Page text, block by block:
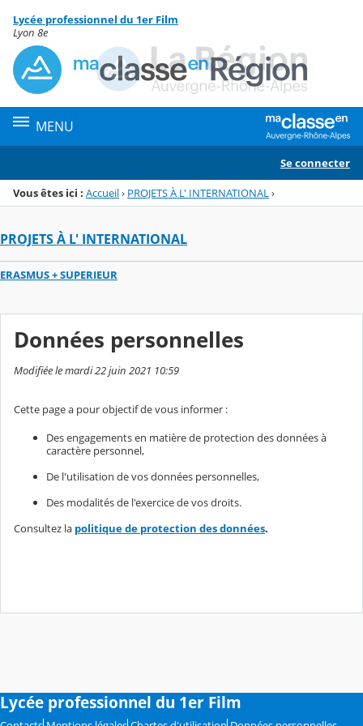
Menu de la rubrique
Contenu
Lycée professionnel du 1er Film
Lyon 8e
MENU
Se connecter
Vous êtes ici : Accueil› PROJETS À L' INTERNATIONAL ›
PROJETS À L' INTERNATIONAL
ERASMUS + SUPERIEUR
Données personnelles
Modifiée le mardi 22 juin 2021 10:59
Cette page a pour objectif de vous informer :
Des engagements en matière de protection des données à
caractère personnel,
De l'utilisation de vos données personnelles,
Des modalités de l'exercice de vos droits.
Consultez la politique de protection des données.
Lycée professionnel du 1er Film